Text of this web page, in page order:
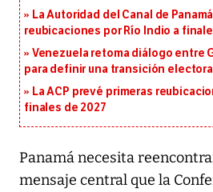
La Autoridad del Canal de
reubicaciones por Río Indio a
Venezuela retoma diálogo entre
para definir una transición electoral
La ACP prevé primeras
finales de 2027
Panamá necesita
mensaje central que la